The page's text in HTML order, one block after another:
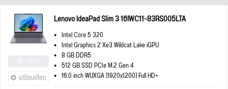
เปรียบเทียบ
Lenovo IdeaPad Slim 3 16IWC11-83RS005LTA
Intel Core 5 320
Intel Graphics 2 Xe3 Wildcat Lake iGPU
8 GB DDR5
512 GB SSD PCIe M.2 Gen 4
16.0 inch WUXGA (1920x1200) Full HD+